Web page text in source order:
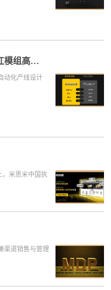
产线速度卡在0.5m/s上不去？传统丝杠模组高速运行的优化方案
动化产线设计
米思米中国执
渠道销售与管理